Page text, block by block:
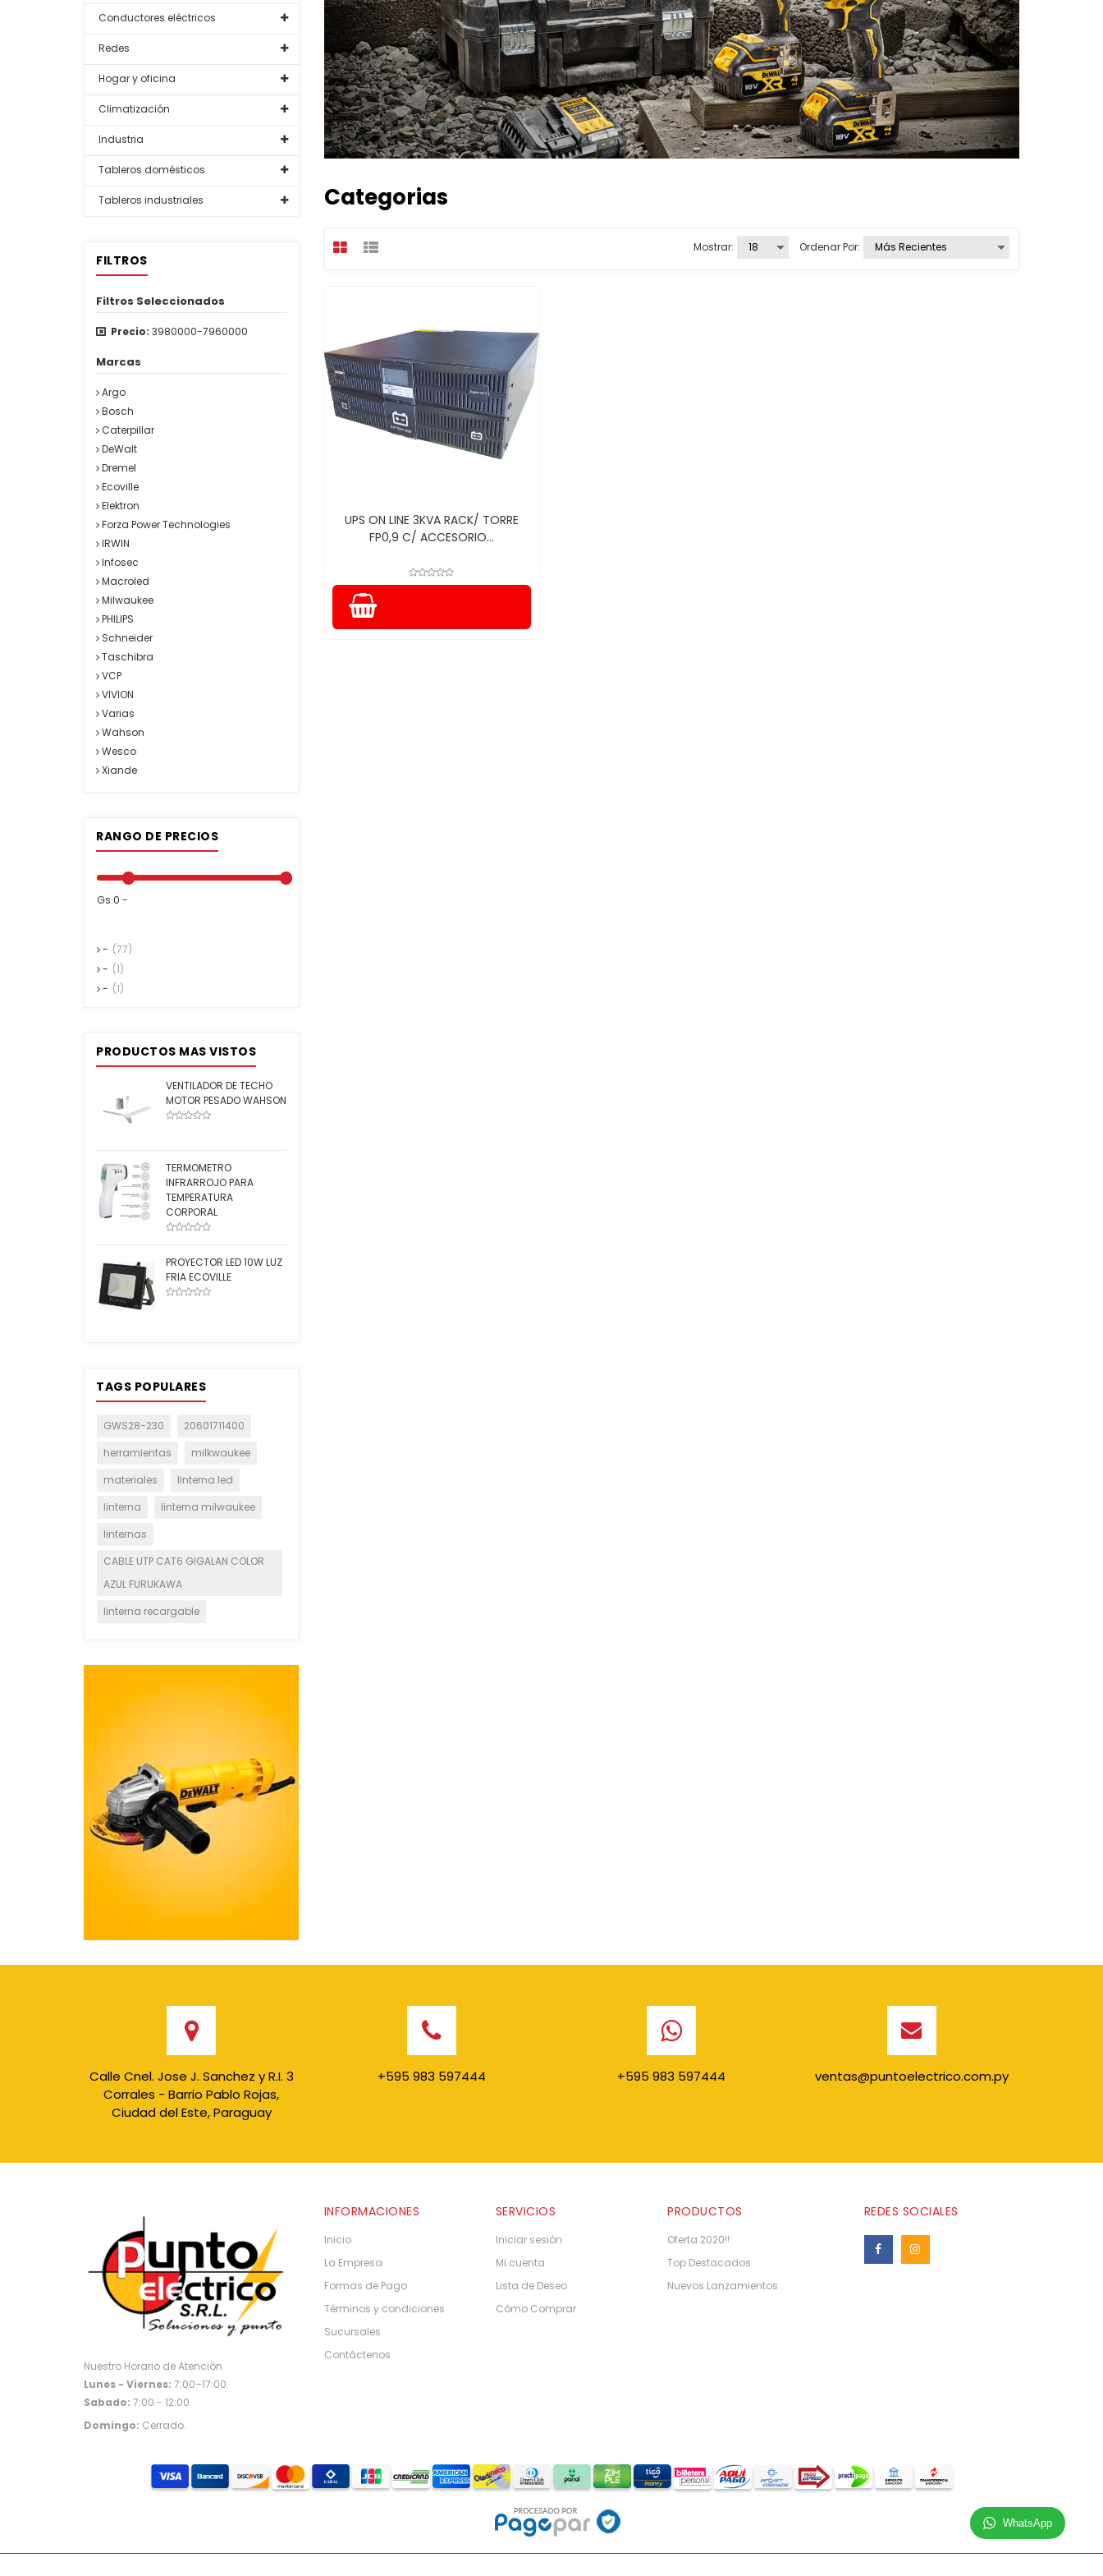
Categorias
Mostrar: Ordenar Por:
UPS ON LINE 3KVA RACK/ TORRE
FP0,9 C/ ACCESORIO...
Conductores eléctricos
Redes
Hogar y oficina
Climatización
Industria
Tableros domésticos
Tableros industriales
FILTROS
Filtros Seleccionados
Precio: 3980000-7960000
Marcas
Argo
Bosch
Caterpillar
DeWalt
Dremel
Ecoville
Elektron
Forza Power Technologies
IRWIN
Infosec
Macroled
Milwaukee
PHILIPS
Schneider
Taschibra
VCP
VIVION
Varias
Wahson
Wesco
Xiande
RANGO DE PRECIOS
Gs.0 -
- (77)
- (1)
- (1)
PRODUCTOS MAS VISTOS
VENTILADOR DE TECHO
MOTOR PESADO WAHSON
TERMOMETRO
INFRARROJO PARA
TEMPERATURA
CORPORAL
PROYECTOR LED 10W LUZ
FRIA ECOVILLE
TAGS POPULARES
GWS28-230
20601711400
herramientas
milkwaukee
materiales
linterna led
linterna
linterna milwaukee
linternas
CABLE UTP CAT6 GIGALAN COLOR
AZUL FURUKAWA
linterna recargable
Calle Cnel. Jose J. Sanchez y R.I. 3
Corrales - Barrio Pablo Rojas,
Ciudad del Este, Paraguay
+595 983 597444 +595 983 597444 ventas@puntoelectrico.com.py
Nuestro Horario de Atención
Lunes - Viernes: 7:00–17:00.
Sabado: 7:00 - 12:00.
Domingo: Cerrado.
INFORMACIONES
Inicio
La Empresa
Formas de Pago
Términos y condiciones
Sucursales
Contáctenos
SERVICIOS
Iniciar sesión
Mi cuenta
Lista de Deseo
Cómo Comprar
PRODUCTOS
Oferta 2020!!
Top Destacados
Nuevos Lanzamientos
REDES SOCIALES
WhatsApp